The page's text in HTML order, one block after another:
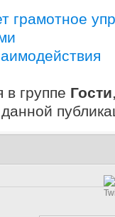
грамотное
группе Гости